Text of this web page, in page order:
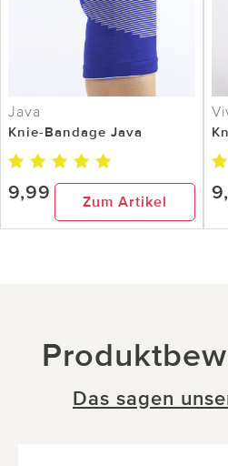
Java
Knie-Bandage Java
9,99 Zum Artikel
Das sagen